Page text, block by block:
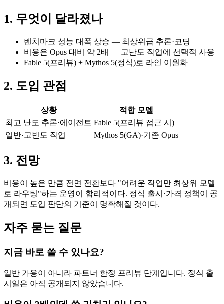
1. 무엇이 달라졌나
벤치마크 성능 대폭 상승 — 최상위급 추론·코딩
비용은 Opus 대비 약 2배 — 고난도 작업에 선택적 사용
Fable 5(프리뷰) + Mythos 5(정식)로 라인 이원화
2. 도입 관점
상황
적합 모델
최고 난도 추론·에이전트 Fable 5(프리뷰 접근 시)
일반·고빈도 작업
Mythos 5(GA)·기존 Opus
3. 전망
비용이 높은 만큼 전면 전환보다 "어려운 작업만 최상위 모델
로 라우팅"하는 운영이 합리적이다. 정식 출시·가격 정책이 공
개되면 도입 판단의 기준이 명확해질 것이다.
자주 묻는 질문
지금 바로 쓸 수 있나요?
일반 가용이 아니라 파트너 한정 프리뷰 단계입니다. 정식 출
시일은 아직 공개되지 않았습니다.